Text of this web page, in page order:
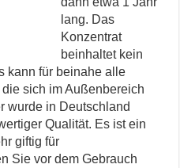
lang. Das
Konzentrat
beinhaltet kein
kann für beinahe alle
sich im Außenbereich
wurde in Deutschland
Qualität. Es ist ein
giftig für
Sie vor dem Gebrauch